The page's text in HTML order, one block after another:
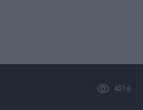
4216